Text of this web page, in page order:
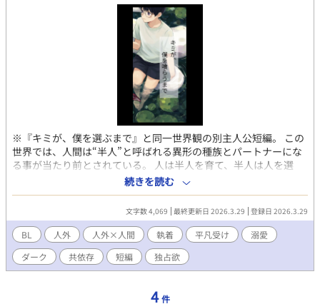
※『キミが、僕を選ぶまで』と同一世界観の別主人公短編。 この
世界では、人間は“半人”と呼ばれる異形の種族とパートナーにな
る事が当たり前とされている。 人は半人を育て、半人は人を選
び、そうして互いに生きていく世界。 人と話すのが苦手で、目を
合わせることすら怖い高校生・小鳥雅。 そんな彼のパートナー
は、山奥の池に棲む白蛇の半人・サエル。 美しく、可愛らしく、
そして恐ろしいほど執着深いその存在は、雅のことだけを見つ
め、雅のためだけに牙を隠している。 八年前に結ばれた契約。 十
八歳までの猶予。 その先に待つのは、救いか、それとも――。 こ
れは、 白蛇の半人に愛され囚われていく平凡男子と、その子に執
着している白蛇の少し歪で甘い短編BL。 ※世界観の詳細は前作
めますが、あわせて読むとより世界観を楽しめます。 人外×平凡
続きを読む
文字数 4,069 最終更新日 2026.3.29 登録日 2026.3.29
BL 人外 人外×人間 執着 平凡受け
溺愛
ダーク
共依存 短編 独占欲
4 件